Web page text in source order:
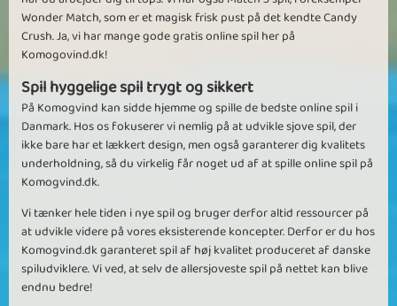
Wonder Match, som er et magisk frisk pust på det kendte Candy
Crush. Ja, vi har mange gode gratis online spil her på
Komogovind.dk!
Spil hyggelige spil trygt og sikkert
På Komogvind kan sidde hjemme og spille de bedste online spil i
Danmark. Hos os fokuserer vi nemlig på at udvikle sjove spil, der
ikke bare har et lækkert design, men også garanterer dig kvalitets
underholdning, så du virkelig får noget ud af at spille online spil på
Komogvind.dk.
Vi tænker hele tiden i nye spil og bruger derfor altid ressourcer på
at udvikle videre på vores eksisterende koncepter. Derfor er du hos
Komogvind.dk garanteret spil af høj kvalitet produceret af danske
spiludviklere. Vi ved, at selv de allersjoveste spil på nettet kan blive
endnu bedre!